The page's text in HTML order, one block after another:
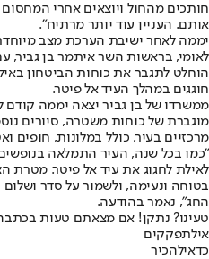
חותכים מהחול ויוצאים אחרי
אותם. העניין עוד יותר מרתיח".
יממה לאחר ישיבת הערכת מצב
לאומי, בראשות השר איתמר בן גביר,
הוחלט לתגבר את כוחות הביטחון
חוגגים במהלך העיד אל פיטר.
ממשרדו של בן גביר יצאה יממה קודם
מוגברת של כוחות משטרה, סיורים
מרכזיים בעיר, כולל במלונות, חופים
"כמו בכל שנה, העיר התמלאה
לאילת לחגוג את עיד אל פיטר. מטרת
בטוחה ונעימה, ולשמור על סדר ושלום
החג", נאמר בהודעה.
טעינו? נתקן! אם מצאתם טעות
אילתפקקים
כדאילהכיר